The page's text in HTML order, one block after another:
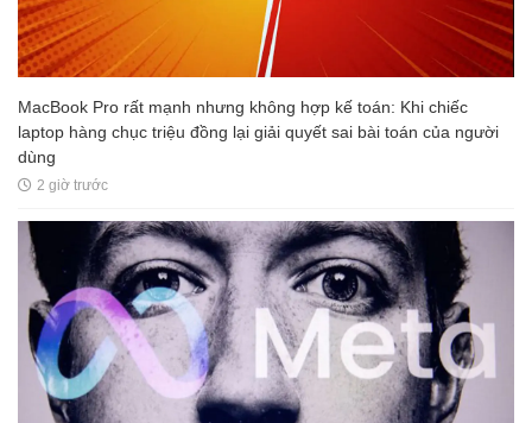
MacBook Pro rất mạnh nhưng không hợp kế toán: Khi chiếc
laptop hàng chục triệu đồng lại giải quyết sai bài toán của người
dùng
2 giờ trước